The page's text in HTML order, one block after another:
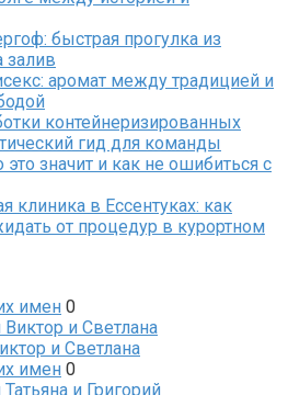
быстрая прогулка из
залив
аромат между традицией и
контейнеризированных
гид для команды
это значит и как не ошибиться с
клиника в Ессентуках: как
от процедур в курортном
имен 0
и Светлана
имен 0